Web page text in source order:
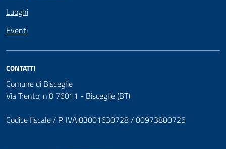
Luoghi
Eventi
CONTATTI
Comune di Bisceglie
Via Trento, n.8 76011 - Bisceglie (BT)
Codice fiscale / P. IVA:83001630728 / 00973800725